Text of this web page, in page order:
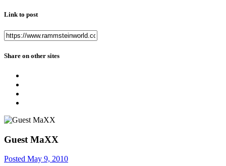
Link to post
Share on other sites
Guest MaXX
Posted May 9, 2010